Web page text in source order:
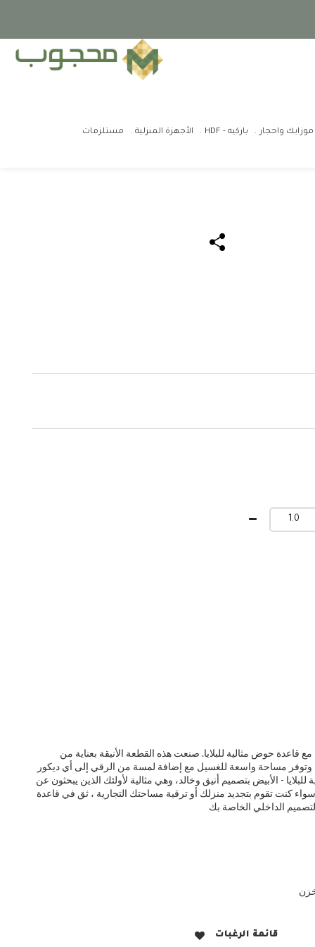
موزايك واحجار باركيه - HDF الأجهزة المنزلية مستلزمات
حوض مثالية للبلايا. صنعت هذه القطعة الأنيقة بعناية من
، وتوفر مساحة واسعة للغسيل مع إضافة لمسة من الرقي إلى أي ديكور
- الأبيض بتصميم أنيق وخالد، وهي مثالية لأولئك الذين يبحثون عن
كنت تقوم بتجديد منزلك أو ترقية مساحتك التجارية ، ثق في قاعدة
قائمة الرغبات